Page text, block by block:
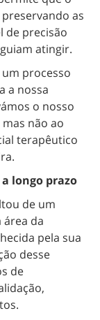
as
de precisão
atingir.
um processo
a nossa
o nosso
não ao
terapêutico
longo prazo
de um
da
pela sua
desse
de